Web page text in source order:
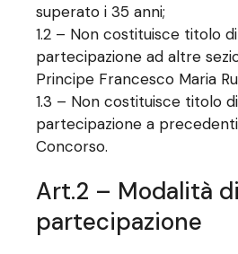
superato i 35 anni;
1.2 – Non costituisce titolo
partecipazione ad altre
Principe Francesco Maria
1.3 – Non costituisce titolo
partecipazione a
Concorso.
Art.2 – Modalità di
partecipazione